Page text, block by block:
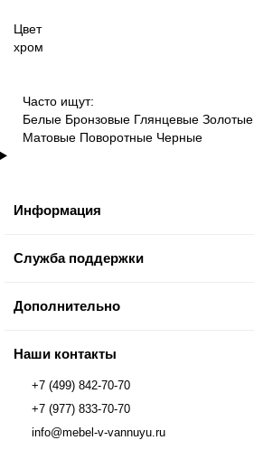
Цвет
хром
Часто ищут:
Белые Бронзовые Глянцевые Золотые
Матовые Поворотные Черные
Информация
Служба поддержки
Дополнительно
Наши контакты
+7 (499) 842-70-70
+7 (977) 833-70-70
info@mebel-v-vannuyu.ru